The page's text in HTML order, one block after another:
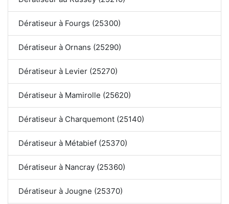
Dératiseur à Fourgs (25300)
Dératiseur à Ornans (25290)
Dératiseur à Levier (25270)
Dératiseur à Mamirolle (25620)
Dératiseur à Charquemont (25140)
Dératiseur à Métabief (25370)
Dératiseur à Nancray (25360)
Dératiseur à Jougne (25370)